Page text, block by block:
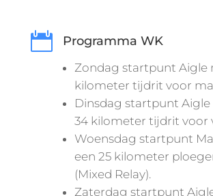
 Programma WK
Zondag startpunt Aigle
kilometer tijdrit voor
Dinsdag startpunt
34 kilometer tijdrit voor
Woensdag startpunt
een 25 kilometer
(Mixed Relay).
Zaterdag startpunt